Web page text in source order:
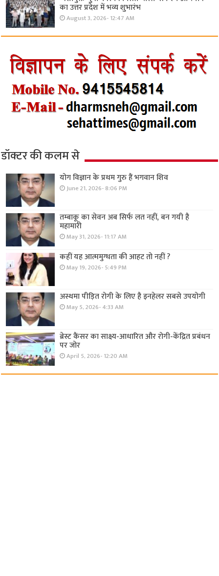
का उत्तर प्रदेश में भव्य शुभारंभ
August 3, 2026- 12:47 AM
डॉक्टर की कलम से
योग विज्ञान के प्रथम गुरु हैं भगवान शिव
June 21, 2026- 8:06 PM
तम्बाकू का सेवन अब सिर्फ लत नहीं, बन गयी है
महामारी
May 31, 2026- 11:17 AM
कहीं यह आत्ममुग्धता की आहट तो नहीं ?
May 19, 2026- 5:49 PM
अस्थमा पीड़ित रोगी के लिए है इनहेलर सबसे उपयोगी
May 5, 2026- 4:33 AM
ब्रेस्ट कैंसर का साक्ष्य-आधारित और रोगी-केंद्रित प्रबंधन
पर जोर
April 5, 2026- 12:20 AM